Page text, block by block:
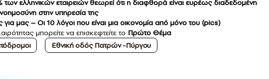
ελληνικών εταιρειών θεωρεί ότι η διαφθορά είναι ευρέως διαδεδομένη
στην υπηρεσία της
μας – Οι 10 λόγοι που είναι μια οικονομία από μόνο του (pics)
μπορείτε να επισκεφτείτε το Πρώτο Θέμα
Εθνική οδός Πατρών -Πύργου